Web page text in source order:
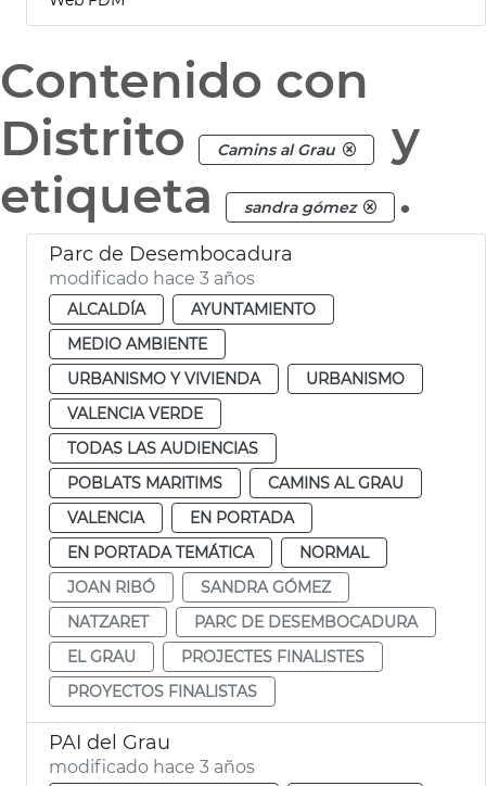
Contenido con
Distrito
Camins al Grau
y
etiqueta
sandra gómez .
Parc de Desembocadura
modificado hace 3 años
ALCALDÍA
AYUNTAMIENTO
MEDIO AMBIENTE
URBANISMO Y VIVIENDA
URBANISMO
VALENCIA VERDE
TODAS LAS AUDIENCIAS
POBLATS MARITIMS
CAMINS AL GRAU
VALENCIA
EN PORTADA
EN PORTADA TEMÁTICA
NORMAL
JOAN RIBÓ
SANDRA GÓMEZ
NATZARET
PARC DE DESEMBOCADURA
EL GRAU
PROJECTES FINALISTES
PROYECTOS FINALISTAS
PAI del Grau
modificado hace 3 años